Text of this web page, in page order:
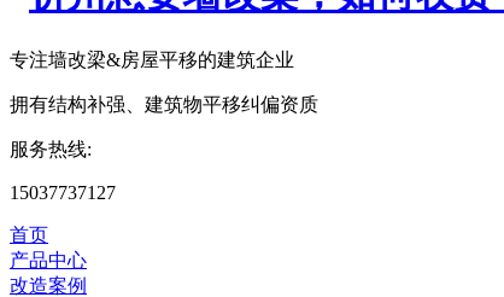
专注墙改梁&房屋平移的建筑企业
拥有结构补强、建筑物平移纠偏资质
服务热线:
15037737127
首页
产品中心
改造案例